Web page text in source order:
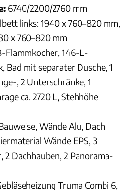
6740/2200/2760 mm
links: 1940 x 760–820 mm,
x 760–820 mm
Flammkocher, 146-L-
Bad mit separater Dusche, 1
, 2 Unterschränke, 1
ca. 2720 L, Stehhöhe
Wände Alu, Dach
Wände EPS, 3
2 Dachhauben, 2 Panorama-
Truma Combi 6,